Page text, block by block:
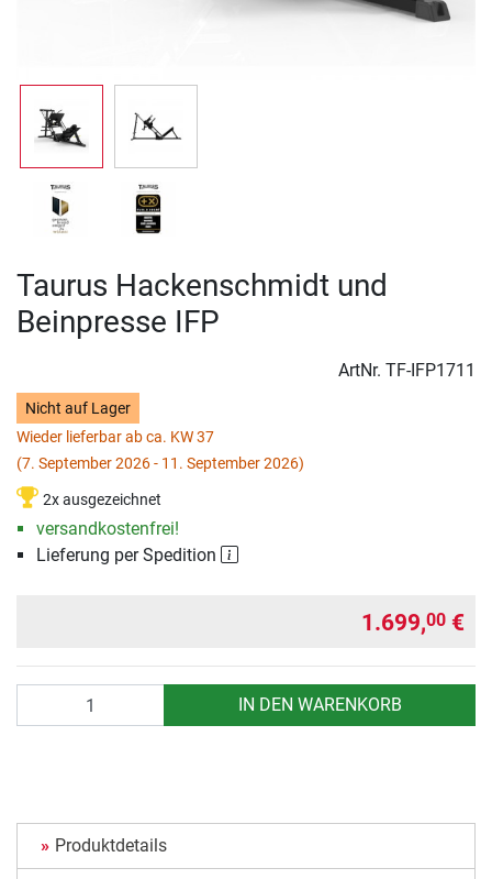
Taurus Hackenschmidt und
Beinpresse IFP
ArtNr. TF-IFP1711
Nicht auf Lager
Wieder lieferbar ab ca. KW 37
(7. September 2026 - 11. September 2026)
2x ausgezeichnet
versandkostenfrei!
Lieferung per Spedition
1.699,00 €
IN DEN WARENKORB
Produktdetails